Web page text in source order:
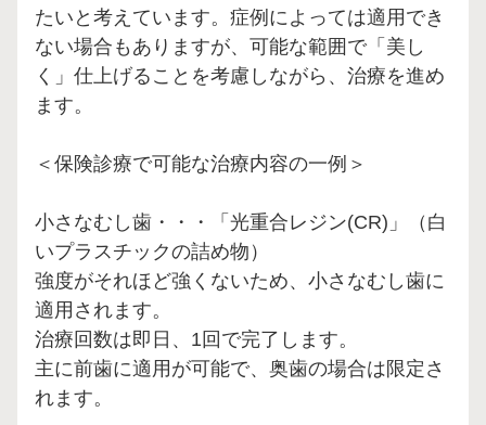
たいと考えています。症例によっては適用でき
ない場合もありますが、可能な範囲で「美し
く」仕上げることを考慮しながら、治療を進め
ます。
＜保険診療で可能な治療内容の一例＞
小さなむし歯・・・「光重合レジン(CR)」（白
いプラスチックの詰め物）
強度がそれほど強くないため、小さなむし歯に
適用されます。
治療回数は即日、1回で完了します。
主に前歯に適用が可能で、奥歯の場合は限定さ
れます。